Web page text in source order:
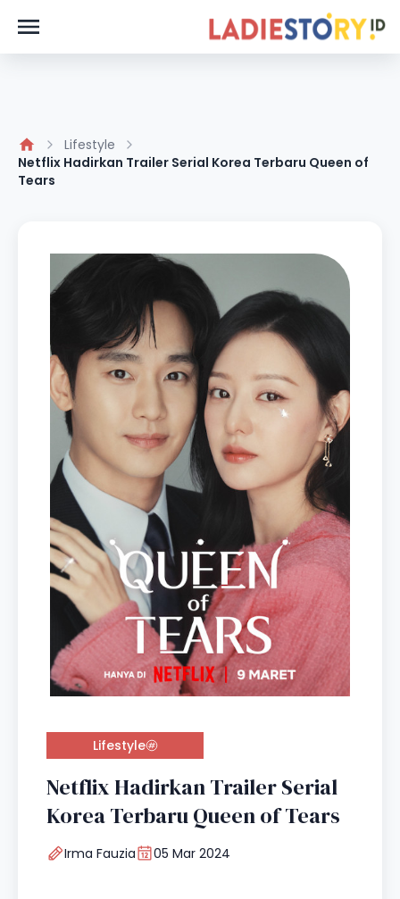
Lifestyle
Netflix Hadirkan Trailer Serial Korea Terbaru Queen of
Tears
Lifestyle
Netflix Hadirkan Trailer Serial
Korea Terbaru Queen of Tears
Irma Fauzia 05 Mar 2024